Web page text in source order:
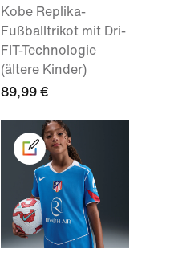
Kobe Replika-
Fußballtrikot mit Dri-
FIT-Technologie
(ältere Kinder)
89,99 €